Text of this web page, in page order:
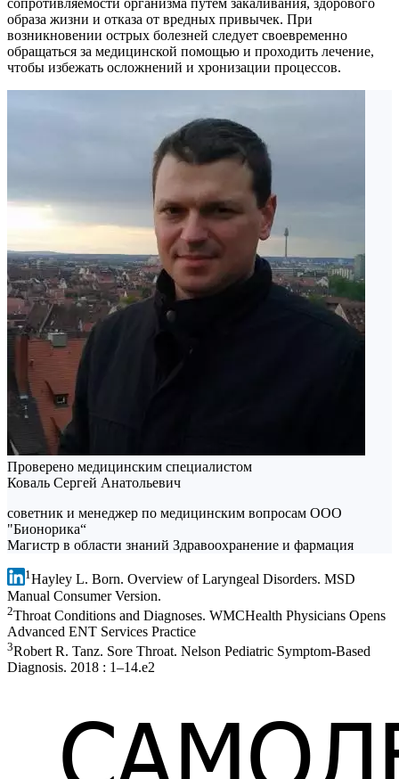
сопротивляемости организма путем закаливания, здорового
образа жизни и отказа от вредных привычек. При
возникновении острых болезней следует своевременно
обращаться за медицинской помощью и проходить лечение,
чтобы избежать осложнений и хронизации процессов.
Проверено медицинским специалистом
Коваль Сергей Анатольевич
советник и менеджер по медицинским вопросам ООО
"Бионорика“
Магистр в области знаний Здравоохранение и фармация
1Hayley L. Born. Overview of Laryngeal Disorders. MSD
Manual Consumer Version.
2Throat Conditions and Diagnoses. WMCHealth Physicians Opens
Advanced ENT Services Practice
3Robert R. Tanz. Sore Throat. Nelson Pediatric Symptom-Based
Diagnosis. 2018 : 1–14.e2